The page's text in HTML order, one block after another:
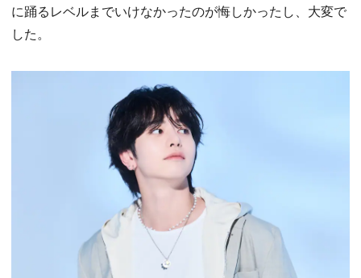
に踊るレベルまでいけなかったのが悔しかったし、大変で
した。